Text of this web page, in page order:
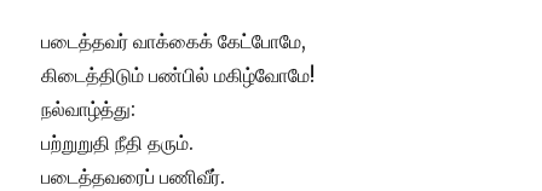
படைத்தவர் வாக்கைக் கேட்போமே,
கிடைத்திடும் பண்பில் மகிழ்வோமே!
நல்வாழ்த்து:
பற்றுறுதி நீதி தரும்.
படைத்தவரைப் பணிவீர்.